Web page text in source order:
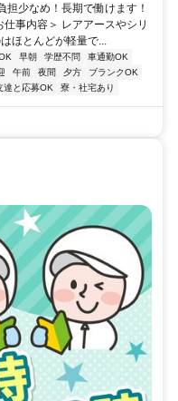
担少なめ！長期で働けます！
事内容＞ レアアースやシリ
ほとんどが軽量で...
早朝 学歴不問
車通勤OK
午前 夜間 夕方
ブランクOK
達と応募OK 寮・社宅あり